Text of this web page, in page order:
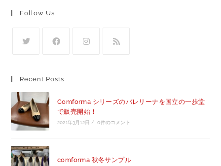
Follow Us
Recent Posts
Comforma シリーズのバレリーナを国立の一歩堂
で販売開始！
2021年3月12日 / 0件のコメント
comforma 秋冬サンプル